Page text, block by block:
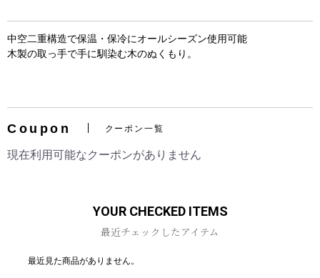
お買い物を続ける カートへ進む
中空二重構造で保温・保冷にオールシーズン使用可能
木製の取っ手で手に馴染む木のぬくもり。
Coupon クーポン一覧
現在利用可能なクーポンがありません
YOUR CHECKED ITEMS
最近チェックしたアイテム
最近見た商品がありません。